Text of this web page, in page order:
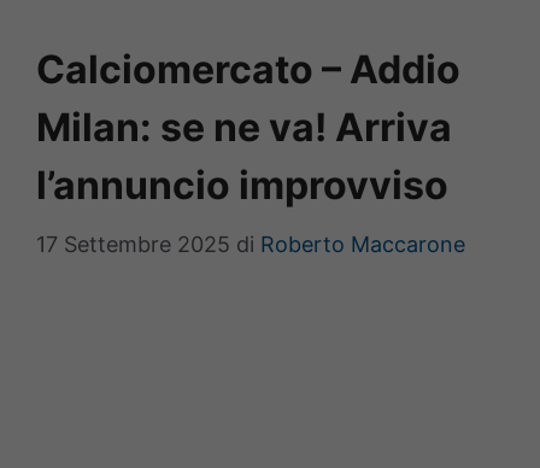
Calciomercato – Addio
Milan: se ne va! Arriva
l’annuncio improvviso
17 Settembre 2025 di Roberto Maccarone